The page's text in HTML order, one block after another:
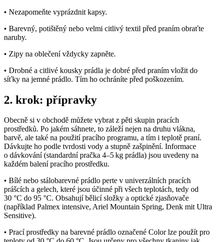
• Nezapomeňte vyprázdnit kapsy.
• Barevný, potištěný nebo velmi citlivý textil před praním obraťte
naruby.
• Zipy na oblečení vždycky zapněte.
• Drobné a citlivé kousky prádla je dobré před praním vložit do
síťky na jemné prádlo. Tím ho ochráníte před poškozením.
2. krok: přípravky
Obecně si v obchodě můžete vybrat z pěti skupin pracích
prostředků. Po jakém sáhnete, to záleží nejen na druhu vlákna,
barvě, ale také na použití pracího programu, a tím i teplotě praní.
Dávkujte ho podle tvrdosti vody a stupně zašpinění. Informace
o dávkování (standardní pračka 4–5 kg prádla) jsou uvedeny na
každém balení pracího prostředku.
• Bílé nebo stálobarevné prádlo perte v univerzálních pracích
prášcích a gelech, které jsou účinné při všech teplotách, tedy od
30 °C do 95 °C. Obsahují bělicí složky a optické zjasňovače
(například Palmex intensive, Ariel Mountain Spring, Denk mit Ultra
Sensitive).
• Prací prostředky na barevné prádlo označené Color lze použít pro